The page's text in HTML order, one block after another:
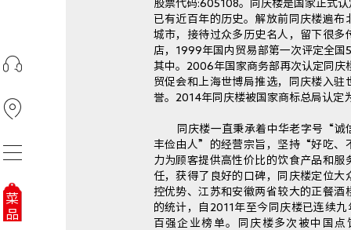
股票代码:605108。同庆楼是国家正式
已有近百年的历史。解放前同庆楼遍
城市，接待过众多历史名人，留下很多
店，1999年国内贸易部第一次评定全
其中。2006年国家商务部再次认定同庆
贸促会和上海世博局推选，同庆楼入驻
誉。2014年同庆楼被国家商标总局认
同庆楼一直秉承着中华老字号“诚
丰俭由人”的经营宗旨，坚持“好吃、
力为顾客提供高性价比的饮食产品和服
任，获得了良好的口碑，同庆楼定位大
控优势、江苏和安徽两省较大的正餐酒
的统计，自2011年至今同庆楼已连续
百强企业榜单。同庆楼多次被中国
菜
品